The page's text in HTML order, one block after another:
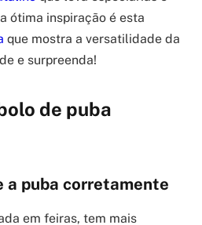
ótima inspiração é esta
que mostra a versatilidade da
e surpreenda!
de puba
a puba corretamente
em feiras, tem mais